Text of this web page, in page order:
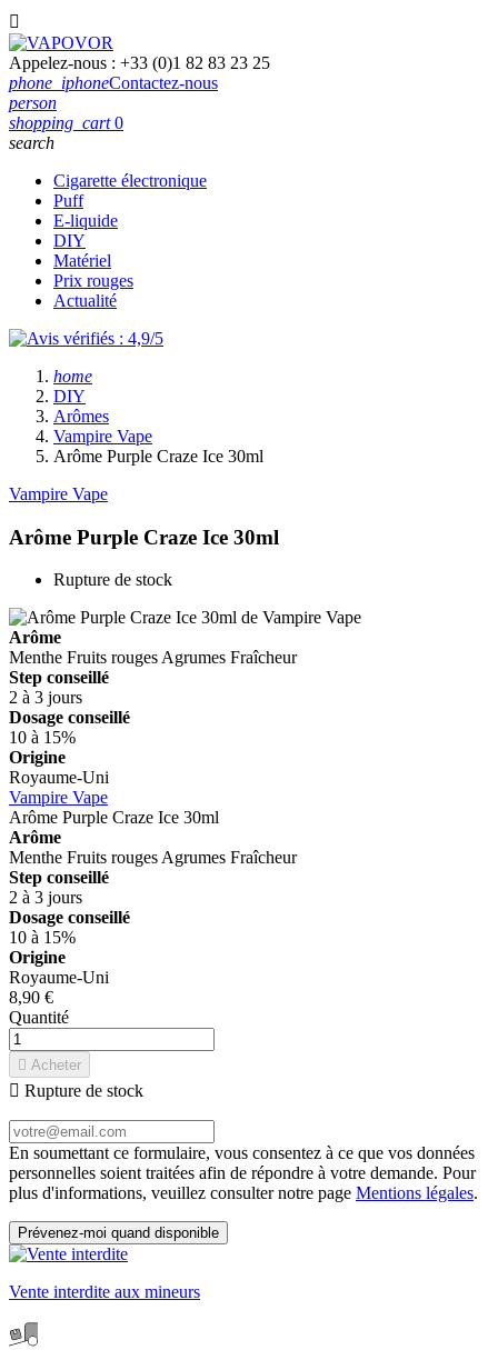

Appelez-nous : +33 (0)1 82 83 23 25
phone_iphoneContactez-nous
person
shopping_cart 0
search
Cigarette électronique
Puff
E-liquide
DIY
Matériel
Prix rouges
Actualité
home
DIY
Arômes
Vampire Vape
Arôme Purple Craze Ice 30ml
Vampire Vape
Arôme Purple Craze Ice 30ml
Rupture de stock
Arôme
Menthe Fruits rougesAgrumes Fraîcheur
Step conseillé
2 à 3 jours
Dosage conseillé
10 à 15%
Origine
Royaume-Uni
Vampire Vape
Arôme Purple Craze Ice 30ml
Arôme
Menthe Fruits rougesAgrumes Fraîcheur
Step conseillé
2 à 3 jours
Dosage conseillé
10 à 15%
Origine
Royaume-Uni
8,90 €
Quantité
 Acheter
 Rupture de stock
En soumettant ce formulaire, vous consentez à ce que vos données
personnelles soient traitées afin de répondre à votre demande. Pour
plus d'informations, veuillez consulter notre page Mentions légales.
Prévenez-moi quand disponible
Vente interdite aux mineurs